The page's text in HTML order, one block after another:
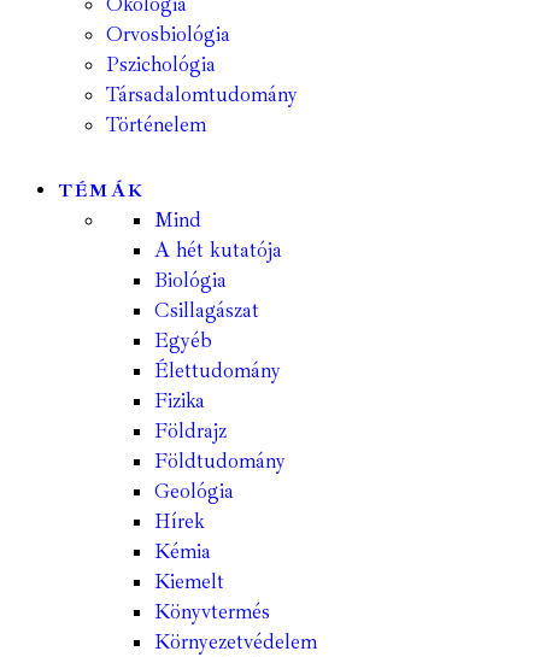
Orvosbiológia
Pszichológia
Társadalomtudomány
Történelem
TÉMÁK
Mind
A hét kutatója
Biológia
Csillagászat
Egyéb
Élettudomány
Fizika
Földrajz
Földtudomány
Geológia
Hírek
Kémia
Kiemelt
Könyvtermés
Környezetvédelem